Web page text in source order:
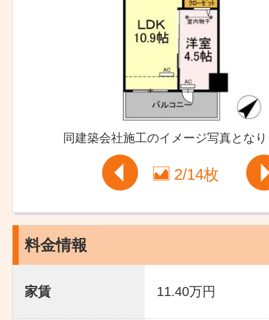
同建築会社施工のイメージ写真とな
2/14枚
料金情報
家賃 11.40万円